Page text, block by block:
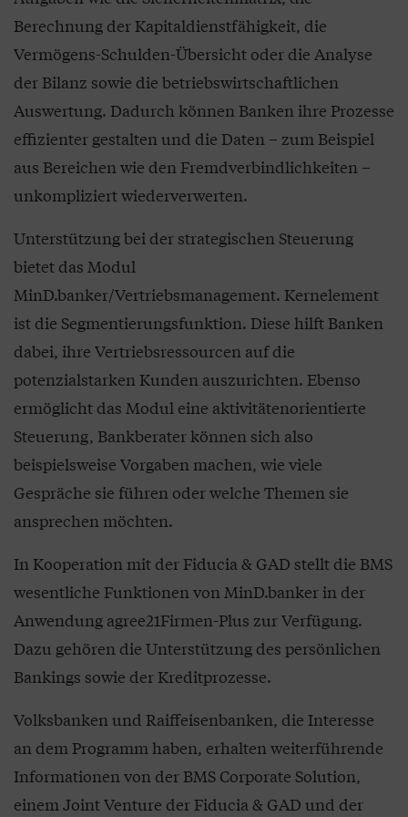
Berechnung der Kapitaldienstfähigkeit, die
Vermögens-Schulden-Übersicht oder die Analyse
der Bilanz sowie die betriebswirtschaftlichen
Auswertung. Dadurch können Banken ihre Prozesse
effizienter gestalten und die Daten – zum Beispiel
aus Bereichen wie den Fremdverbindlichkeiten –
unkompliziert wiederverwerten.
Unterstützung bei der strategischen Steuerung
bietet das Modul
MinD.banker/Vertriebsmanagement. Kernelement
ist die Segmentierungsfunktion. Diese hilft Banken
dabei, ihre Vertriebsressourcen auf die
potenzialstarken Kunden auszurichten. Ebenso
ermöglicht das Modul eine aktivitätenorientierte
Steuerung, Bankberater können sich also
beispielsweise Vorgaben machen, wie viele
Gespräche sie führen oder welche Themen sie
ansprechen möchten.
In Kooperation mit der Fiducia & GAD stellt die BMS
wesentliche Funktionen von MinD.banker in der
Anwendung agree21Firmen-Plus zur Verfügung.
Dazu gehören die Unterstützung des persönlichen
Bankings sowie der Kreditprozesse.
Volksbanken und Raiffeisenbanken, die Interesse
an dem Programm haben, erhalten weiterführende
Informationen von der BMS Corporate Solution,
einem Joint Venture der Fiducia & GAD und der